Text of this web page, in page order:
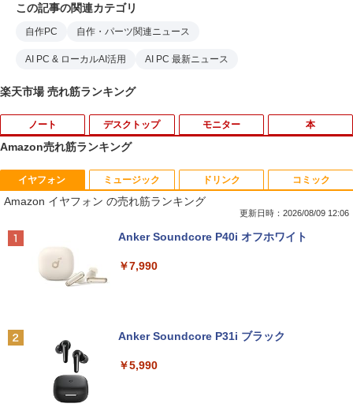
この記事の関連カテゴリ
自作PC 自作・パーツ関連ニュース
AI PC & ローカルAI活用 AI PC 最新ニュース
楽天市場 売れ筋ランキング
ノート
1
8月5日限定10倍＆抽選10000P！｜2021
年モデル！高性能ノートパソコン Windo
ws11 富士通 LIFEBOOK A5511 第11世
起動新品SSD2TB テンキー内蔵 15.6型大
Microsoftoffice2024可 送料無料 WIFI
ndows11 Pro Office 2024付き メモリ16
デスクトップ
1
R309-Apple Mac mini A1347 1点 MacO
S Catalina 10.15.7/CPU Core i5-4260U/
メモリ 4GB/SATA 500GB intel HD Grap
★送料無料【中古動作品】
￥6,480
2
中古パソコン | NEC | Mate MRL36L-5 |
Windows11 | デスクトップ | 一年保証 |
Hz | MEM:8GB | SSD:256GB(新品) | DV
モニター
1
【中古良品】【安心保証】Princeton 21.
5型ワイドカラー液晶ディスプレイ PTF
WDE-22W / PTFBDE-22W ブラック/ ホ
21.5型〜27型ワイド 【HDMI対応 / FULL
HD解像度】 大手メーカー液晶 (Dell/HP/
witch PS4 PS5対応 【整備済み中古品】
本
1 YOGAポーズの教科書 [ 綿本彰 ]
￥19,118
Amazon売れ筋ランキング
イヤフォン
Amazon イヤフォン の売れ筋ランキング
更新日時：2026/08/09 12:06
Anker Soundcore P40i オフホワイト
￥7,990
Anker Soundcore P31i ブラック
￥5,990
ミュージック ドリンク コミック